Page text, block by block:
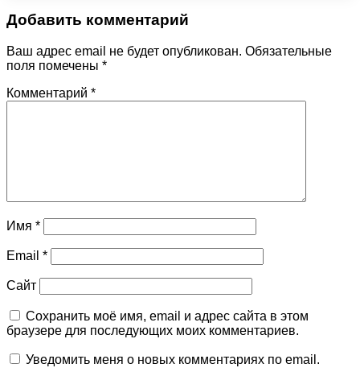
Добавить комментарий
Ваш адрес email не будет опубликован. Обязательные
поля помечены *
Комментарий *
Имя *
Email *
Сайт
Сохранить моё имя, email и адрес сайта в этом
браузере для последующих моих комментариев.
Уведомить меня о новых комментариях по email.